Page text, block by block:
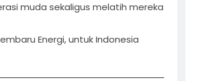
muda sekaligus melatih mereka
Energi, untuk Indonesia